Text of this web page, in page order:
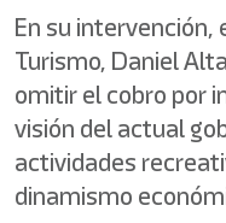
En su
Turismo, Daniel
omitir el cobro por
visión del actual
actividades
dinamismo